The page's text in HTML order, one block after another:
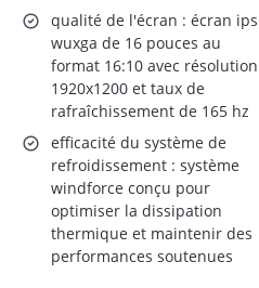
qualité de l'écran : écran ips
wuxga de 16 pouces au
format 16:10 avec résolution
1920x1200 et taux de
rafraîchissement de 165 hz
efficacité du système de
refroidissement : système
windforce conçu pour
optimiser la dissipation
thermique et maintenir des
performances soutenues